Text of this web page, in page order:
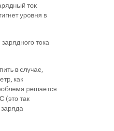
ток
уровня в
тока
в случае,
как
решается
(это так